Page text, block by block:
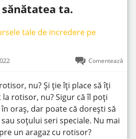
ta.
tale de incredere pe
Comentează
nu? Și ție îți place să îți
rotisor, nu? Sigur că îl poți
oraș, dar poate că dorești să
soțului seri speciale. Nu mai
un aragaz cu rotisor?